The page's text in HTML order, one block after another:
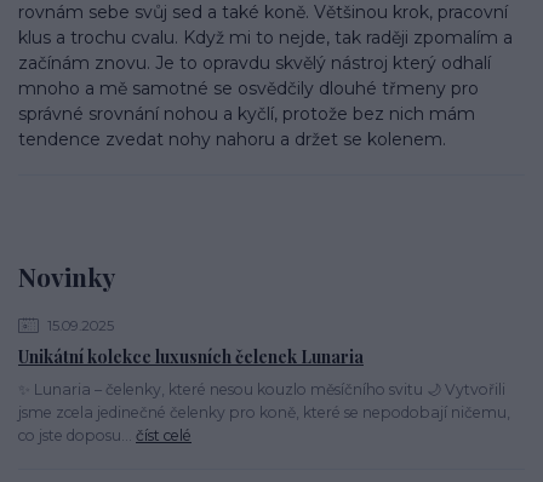
Novinky
15.09.2025
Unikátní kolekce luxusních čelenek Lunaria
✨ Lunaria – čelenky, které nesou kouzlo měsíčního svitu 🌙 Vytvořili
jsme zcela jedinečné čelenky pro koně, které se nepodobají ničemu,
co jste doposu... číst celé
rovnám sebe svůj sed a také koně. Většinou krok, pracovní
klus a trochu cvalu. Když mi to nejde, tak raději zpomalím a
začínám znovu. Je to opravdu skvělý nástroj který odhalí
mnoho a mě samotné se osvědčily dlouhé třmeny pro
správné srovnání nohou a kyčlí, protože bez nich mám
tendence zvedat nohy nahoru a držet se kolenem.